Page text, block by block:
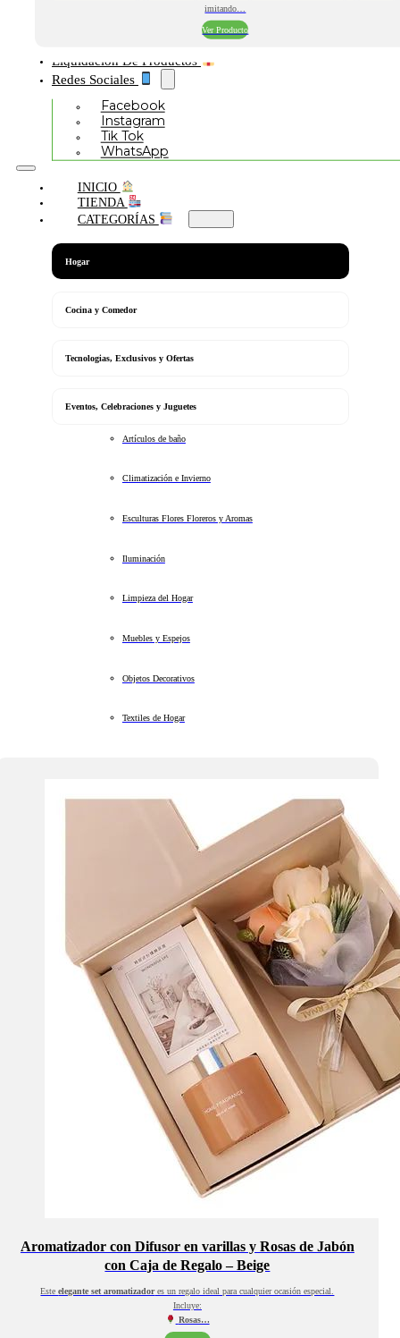
imitando…
Ver Producto
Liquidación De Productos
Redes Sociales
Facebook
Instagram
Tik Tok
WhatsApp
INICIO
TIENDA
CATEGORÍAS
Hogar
Cocina y Comedor
Tecnologias, Exclusivos y Ofertas
Eventos, Celebraciones y Juguetes
Artículos de baño
Climatización e Invierno
Esculturas Flores Floreros y Aromas
Iluminación
Limpieza del Hogar
Muebles y Espejos
Objetos Decorativos
Textiles de Hogar
Aromatizador con Difusor en varillas y Rosas de Jabón
con Caja de Regalo – Beige
Esteelegante set aromatizadores un regalo ideal para cualquier ocasión especial.
Incluye:
Rosas…